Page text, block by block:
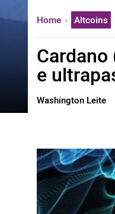
한국어
العربية
ไทย
ქართული
Home Altcoins
e
Washington Leite